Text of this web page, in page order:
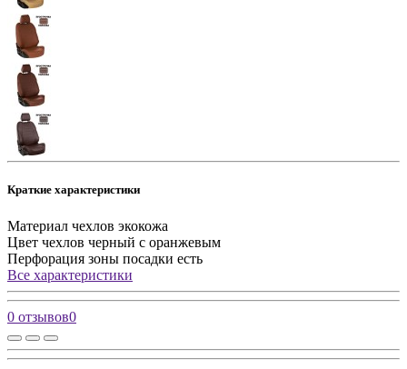
Краткие характеристики
Материал чехлов экокожа
Цвет чехлов черный с оранжевым
Перфорация зоны посадки есть
Все характеристики
0 отзывов0